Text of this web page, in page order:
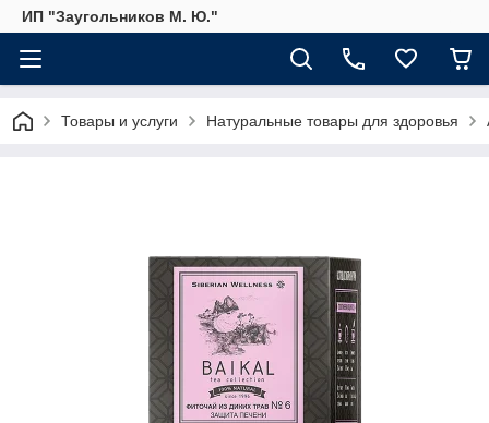
ИП "Заугольников М. Ю."
Товары и услуги Натуральные товары для здоровья